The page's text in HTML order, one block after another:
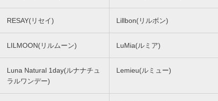
RESAY(リセイ) Lillbon(リルボン)
LILMOON(リルムーン) LuMia(ルミア)
Luna Natural 1day(ルナナチュ
ラルワンデー)
Lemieu(ルミュー)